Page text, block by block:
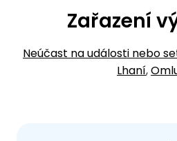
Zařazení
Neúčast na události nebo
Lhaní,